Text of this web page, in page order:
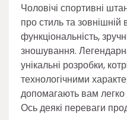
Чоловічі спортивні
про стиль та зовнішній
функціональність,
зношування.
унікальні розробки,
технологічними
допомагають вам легко
Ось деякі переваги